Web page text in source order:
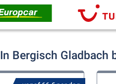
In Bergisch Gladbach